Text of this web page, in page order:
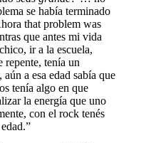
se había terminado
that problem was
que antes mi vida
ir a la escuela,
tenía un
a esa edad sabía que
tenía algo en que
la energía que uno
con el rock tenés